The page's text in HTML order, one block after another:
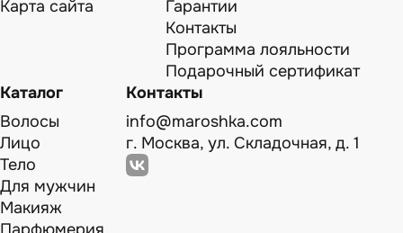
Карта сайта
Гарантии
Контакты
Программа лояльности
Подарочный сертификат
Каталог
Волосы
Лицо
Тело
Для мужчин
Макияж
Контакты
info@maroshka.com
г. Москва, ул. Складочная, д. 1